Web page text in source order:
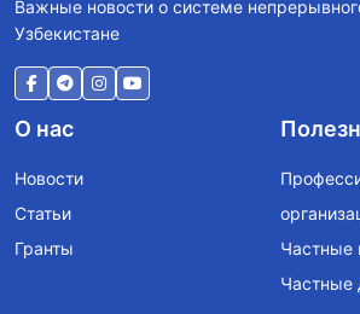
Важные новости о системе
Узбекистане
О нас
Новости
Статьи
Гранты
Частные
Частные